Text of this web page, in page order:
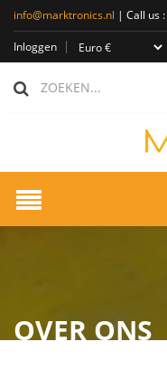
info@marktronics.nl | Call us :
Inloggen
OVER ONS